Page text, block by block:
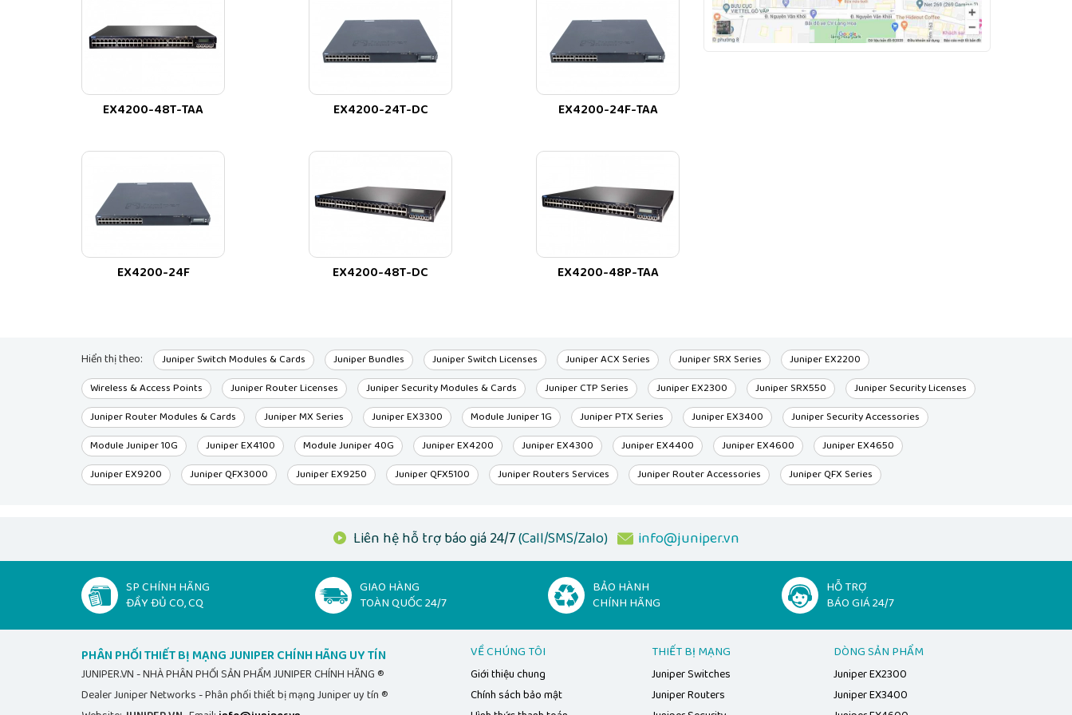
JUNIPER.VN phân phốiJuniper EX4200-48PXchính hãng uy tín số 1️⃣ Việt Nam
Email báo giáJuniper EX4200-48PX
info@juniper.vn
EX4200-48T-TAA EX4200-24T-DC EX4200-24F-TAA
EX4200-24F EX4200-48T-DC EX4200-48P-TAA
Hiển thị theo: Juniper Switch Modules & Cards Juniper Bundles Juniper Switch Licenses Juniper ACX Series Juniper SRX Series
Juniper EX2200
Wireless & Access Points
Juniper Router Licenses Juniper Security Modules & Cards Juniper CTP Series Juniper EX2300 Juniper SRX550
Juniper Security Licenses
Juniper Router Modules & Cards
Juniper MX Series Juniper EX3300 Module Juniper 1G Juniper PTX Series Juniper EX3400
Juniper Security Accessories
Module Juniper 10G
Juniper EX4100 Module Juniper 40G Juniper EX4200 Juniper EX4300 Juniper EX4400 Juniper EX4600
Juniper EX4650
Juniper EX9200
Juniper QFX3000 Juniper EX9250 Juniper QFX5100 Juniper Routers Services Juniper Router Accessories Juniper QFX Series
Liên hệ hỗ trợ báo giá 24/7(Call/SMS/Zalo) info@juniper.vn
SP CHÍNH HÃNG
ĐẦY ĐỦ CO, CQ
GIAO HÀNG
TOÀN QUỐC 24/7
BẢO HÀNH
CHÍNH HÃNG
HỖ TRỢ
BÁO GIÁ 24/7
PHÂN PHỐI THIẾT BỊ MẠNG JUNIPER CHÍNH HÃNG UY TÍN
JUNIPER.VN - NHÀ PHÂN PHỐI SẢN PHẨM JUNIPER CHÍNH HÃNG ®
Dealer Juniper Networks - Phân phối thiết bị mạng Juniper uy tín ®
VỀ CHÚNG TÔI
Giới thiệu chung
Chính sách bảo mật
THIẾT BỊ MẠNG
Juniper Switches
Juniper Routers
DÒNG SẢN PHẨM
Juniper EX2300
Juniper EX3400